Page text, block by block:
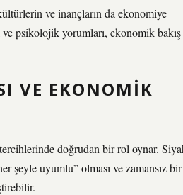
ve inançların da ekonomiye
psikolojik yorumları, ekonomik bakış
VE EKONOMIK
doğrudan bir rol oynar.
şeyle uyumlu” olması ve zamansız bir